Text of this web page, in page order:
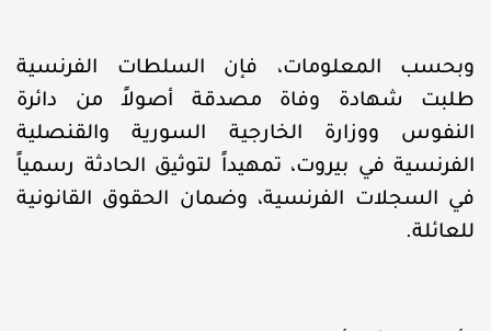
وبحسب المعلومات، فإن السلطات الفرنسية
طلبت شهادة وفاة مصدقة أصولاً من دائرة
النفوس ووزارة الخارجية السورية والقنصلية
الفرنسية في بيروت، تمهيداً لتوثيق الحادثة رسمياً
في السجلات الفرنسية، وضمان الحقوق القانونية
للعائلة.